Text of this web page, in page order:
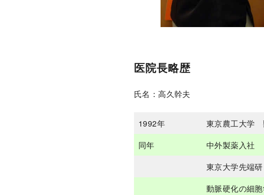
医院長略歴
氏名：高久幹夫
1992年
東京農工大学
同年
中外製薬入社
東京大学先端
動脈硬化の細